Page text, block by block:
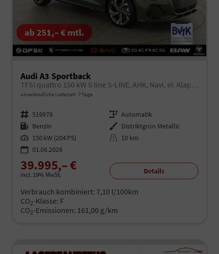
ab 251,– € mtl.
Audi A3 Sportback
TFSI quattro 150 kW S line S-LINE, AHK, Navi, el. Klappe, Sound, Winter, 18-Zoll, 3-J. Garantie
unverbindliche Lieferzeit: 7 Tage
Fahrzeugnr. 519976 Getriebe Automatik
Kraftstoff Benzin Außenfarbe Distriktgrün Metallic
Leistung 150 kW (204 PS) Kilometerstand 10 km
01.06.2026
39.995,– €
incl. 19% MwSt. Details
Verbrauch kombiniert: 7,10 l/100km
CO2-Klasse: F
CO2-Emissionen: 161,00 g/km